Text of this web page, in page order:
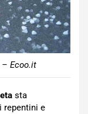
– Ecoo.it
sta
repentini e